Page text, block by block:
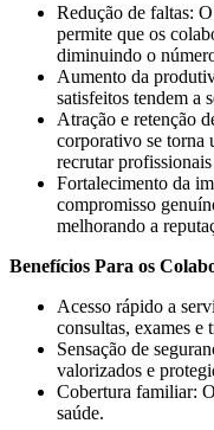
Redução de faltas:
permite que os
diminuindo o
Aumento da
satisfeitos tendem a
Atração e retenção
corporativo se torna
recrutar
Fortalecimento da
compromisso
melhorando a
Benefícios Para os
Acesso rápido a
consultas, exames e
Sensação de
valorizados e
Cobertura familiar:
saúde.